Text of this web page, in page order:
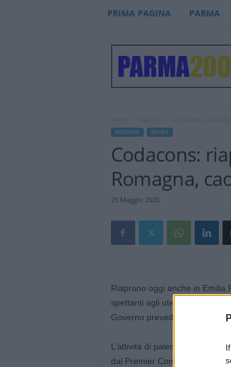
PRIMA PAGINA PARMA
REGIONE SPORT
Codacons:
Romagna,
25 Maggio 2020
Riaprono oggi anche in Emilia
spettanti agli utenti. A
Governo preveda un
L’attività di palestre, piscine e
dal Premier Conte lo scorso 9